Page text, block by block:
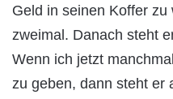
Geld in seinen Koffer
zweimal. Danach steht
Wenn ich jetzt
zu geben, dann steht er